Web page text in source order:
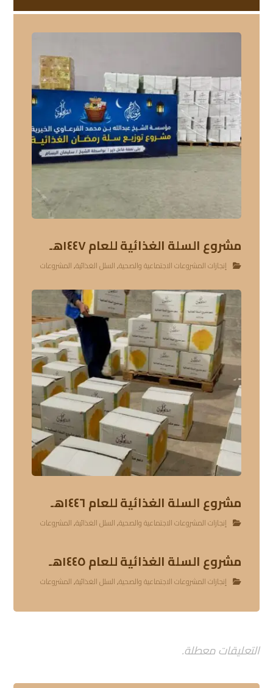
مشروع السلة الغذائية للعام ١٤٤٧هـ
إنجازات المشروعات الاجتماعية والصحية,السلل الغذائية,المشروعات
مشروع السلة الغذائية للعام ١٤٤٦هـ
إنجازات المشروعات الاجتماعية والصحية,السلل الغذائية,المشروعات
مشروع السلة الغذائية للعام ١٤٤٥هـ
إنجازات المشروعات الاجتماعية والصحية,السلل الغذائية,المشروعات
التعليقات معطلة.